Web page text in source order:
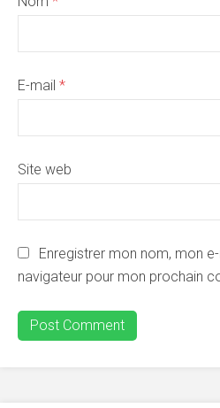
E-mail *
Site web
Enregistrer mon nom, mon
navigateur pour mon prochain